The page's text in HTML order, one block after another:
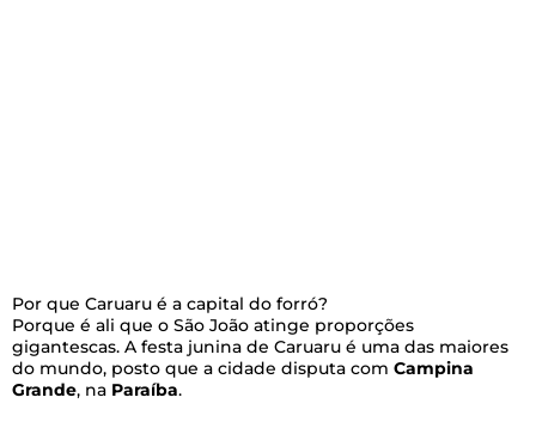
Por que Caruaru é a capital do forró?
Porque é ali que o São João atinge proporções
gigantescas. A festa junina de Caruaru é uma das maiores
do mundo, posto que a cidade disputa com Campina
Grande, na Paraíba.